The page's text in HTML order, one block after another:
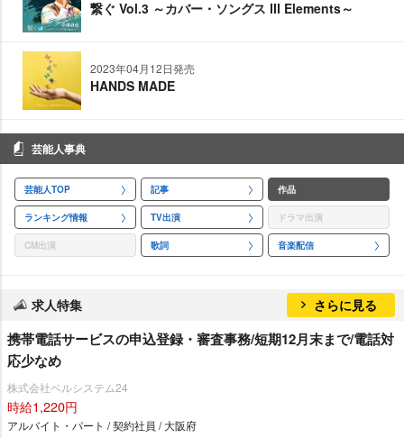
繋ぐ Vol.3 ～カバー・ソングス Ⅲ Elements～
2023年04月12日発売
HANDS MADE
芸能人事典
芸能人TOP 記事 作品
ランキング情報 TV出演 ドラマ出演
CM出演 歌詞 音楽配信
求人特集 さらに見る
携帯電話サービスの申込登録・審査事務/短期12月末まで/電話対
応少なめ
株式会社ベルシステム24
時給1,220円
アルバイト・パート / 契約社員 / 大阪府